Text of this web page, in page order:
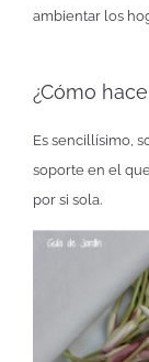
ambientar los
¿Cómo
Es sencillísimo,
soporte en el
por si sola.